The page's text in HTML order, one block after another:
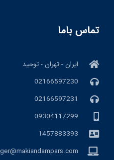
تماس باما
ایران - تهران - توحید
02166597230
02166597231
09304117299
1457883393